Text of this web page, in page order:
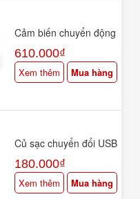
Cảm biến chuyển động
đa hướng P06 Tuya
Smart Life Wifi PIR
Motion
610.000₫
Xem thêm Mua hàng
Củ sạc chuyển đổi USB
thông minh Smart
Adapter 5v wifi -
SONOFF app eWelink
180.000₫
Xem thêm Mua hàng